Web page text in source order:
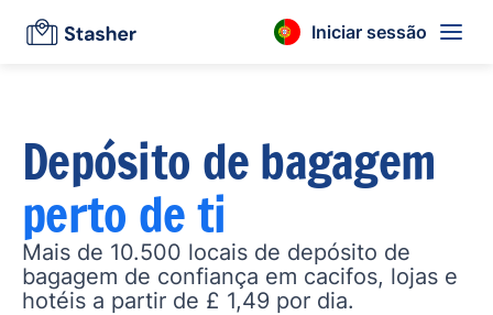
Iniciar sessão
Depósito de bagagem
perto de ti
Mais de 10.500 locais de depósito de
bagagem de confiança em cacifos, lojas e
hotéis a partir de £ 1,49 por dia.